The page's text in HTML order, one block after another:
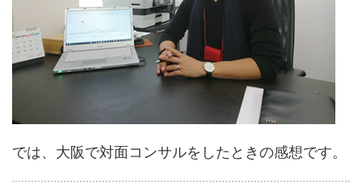
では、大阪で対面コンサルをしたときの感想です。